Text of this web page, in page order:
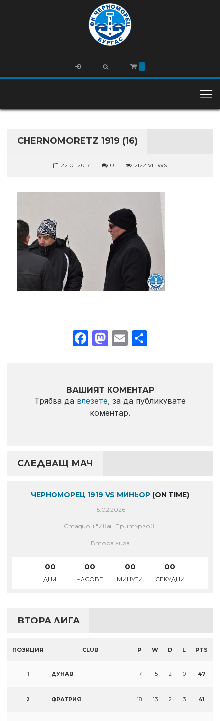
CHERNOMORETZ 1919 (16)
22.01.2017 0 2122 VIEWS
Facebook
Mastodon
Email
ВАШИЯТ КОМЕНТАР
Трябва да влезете, за да публикувате
коментар.
СЛЕДВАЩ МАЧ
ЧЕРНОМОРЕЦ 1919 VS МИНЬОР (ON TIME)
15.02.2026
Стадион "Иван Притъргов"
Втора лига
00
ДНИ
00
ЧАСОВЕ
00
МИНУТИ
00
СЕКУДНИ
ВТОРА ЛИГА
ПОЗИЦИЯ CLUB P W D L PTS
1 ДУНАВ 17 15 2 0 47
2 ФРАТРИЯ 18 13 2 3 41